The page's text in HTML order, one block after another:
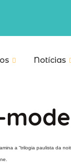
Notícias
a “trilogia paulista da